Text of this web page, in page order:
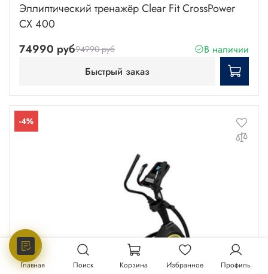
Эллиптический тренажёр Clear Fit CrossPower
CX 400
74990 руб94990 руб
В наличии
Быстрый заказ
-4%
Главная Поиск Корзина Избранное Профиль